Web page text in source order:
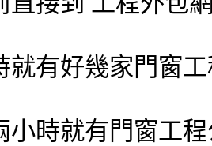
就有好幾家門窗
小時就有門窗工